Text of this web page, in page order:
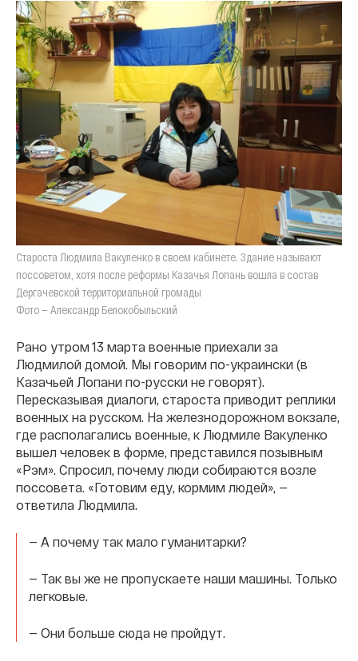
Староста Людмила Вакуленко в своем кабинете. Здание называют
поссоветом, хотя после реформы Казачья Лопань вошла в состав
Дергачевской территориальной громады
Фото — Александр Белокобыльский
Рано утром 13 марта военные приехали за
Людмилой домой. Мы говорим по-украински (в
Казачьей Лопани по-русски не говорят).
Пересказывая диалоги, староста приводит реплики
военных на русском. На железнодорожном вокзале,
где располагались военные, к Людмиле Вакуленко
вышел человек в форме, представился позывным
«Рэм». Спросил, почему люди собираются возле
поссовета. «Готовим еду, кормим людей», —
ответила Людмила.
— А почему так мало гуманитарки?
— Так вы же не пропускаете наши машины. Только
легковые.
— Они больше сюда не пройдут.